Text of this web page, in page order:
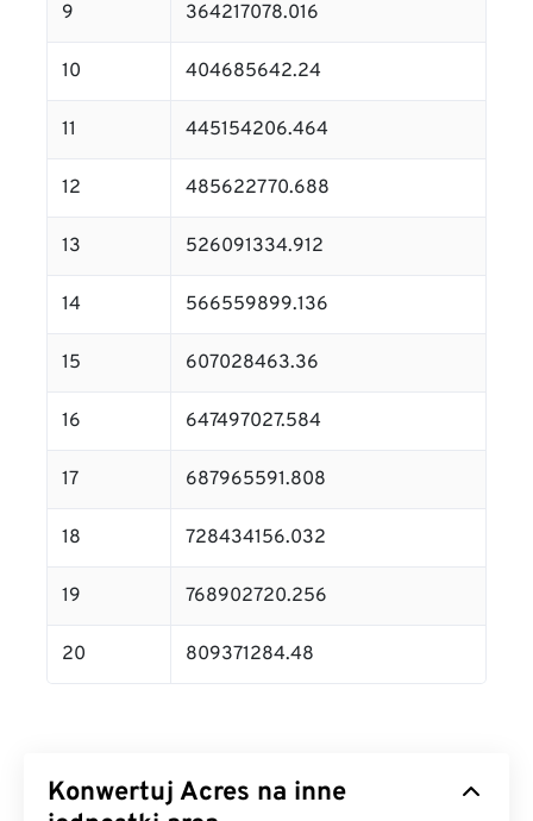
9 364217078.016
10 404685642.24
11 445154206.464
12 485622770.688
13 526091334.912
14 566559899.136
15 607028463.36
16 647497027.584
17 687965591.808
18 728434156.032
19 768902720.256
20 809371284.48
Konwertuj Acres na inne